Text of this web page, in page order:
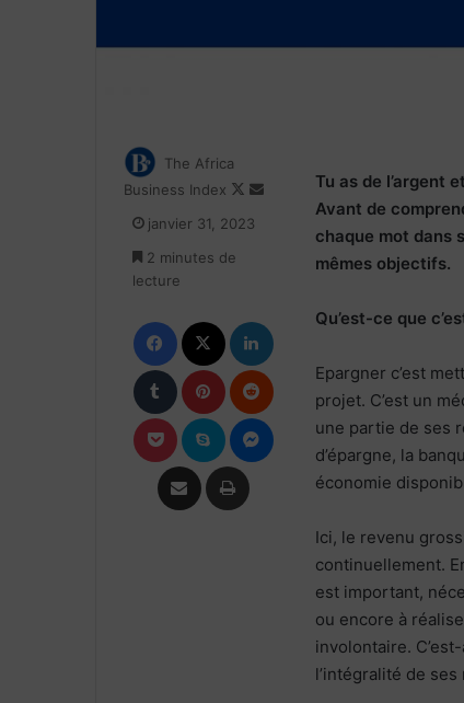
Tu as de l’argent
Avant de
chaque mot dans
mêmes objectifs.
Qu’est-ce que
Epargner c’est
projet. C’est un
une partie de ses
d’épargne, la
économie
Ici, le revenu
continuellement.
est important,
ou encore à
involontaire.
l’intégralité de
The Africa
Business Index
Follow
X
Envoyer
janvier 31, 2023
2 minutes de
lecture
Facebook Linkedin
Tumblr Pinterest
Pocket Skype
Partager par email Imprimer